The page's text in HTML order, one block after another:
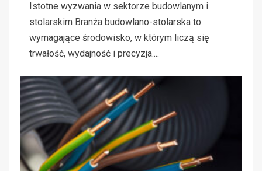
Istotne wyzwania w sektorze budowlanym i
stolarskim Branża budowlano-stolarska to
wymagające środowisko, w którym liczą się
trwałość, wydajność i precyzja....